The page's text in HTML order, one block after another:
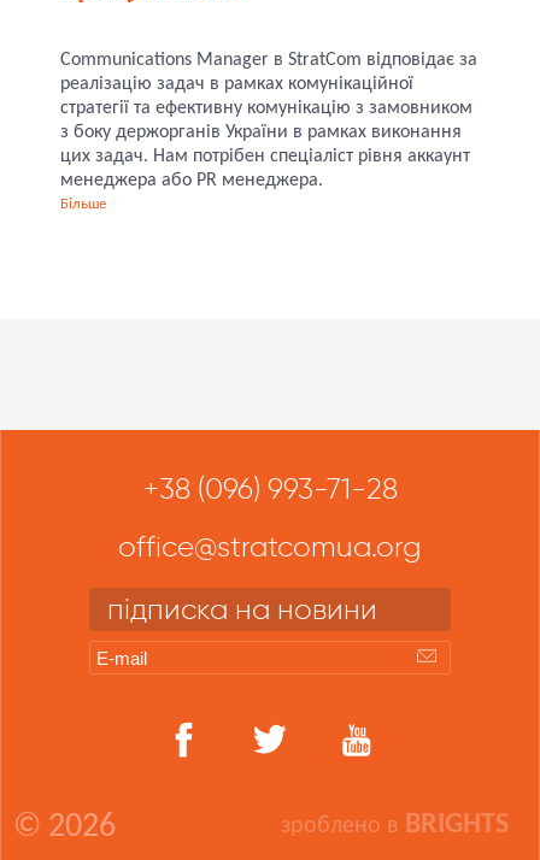
Communications Manager в StratCom відповідає за
реалізацію задач в рамках комунікаційної
стратегії та ефективну комунікацію з замовником
з боку держорганів України в рамках виконання
цих задач. Нам потрібен спеціаліст рівня аккаунт
менеджера або PR менеджера.
Бiльше
+38 (096) 993-71-28
office@stratcomua.org
підписка на новини
© 2026 зроблено в BRIGHTS